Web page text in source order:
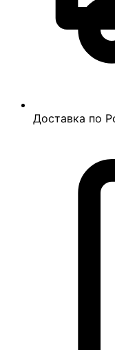
Доставка по